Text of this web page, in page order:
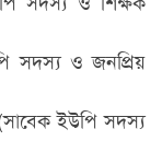
সদস্য ও জনপ্রিয়
ইউপি সদস্য